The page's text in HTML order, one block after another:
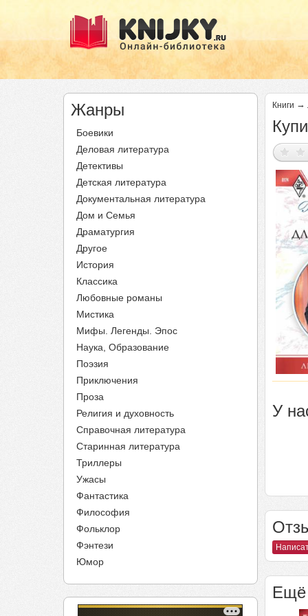
Жанры
Боевики
Деловая литература
Детективы
Детская литература
Документальная литература
Дом и Семья
Драматургия
Другое
История
Классика
Любовные романы
Мистика
Мифы. Легенды. Эпос
Наука, Образование
Поэзия
Приключения
Проза
Религия и духовность
Справочная литература
Старинная литература
Триллеры
Ужасы
Фантастика
Философия
Фольклор
Фэнтези
Юмор
Книги →
У
Ещё